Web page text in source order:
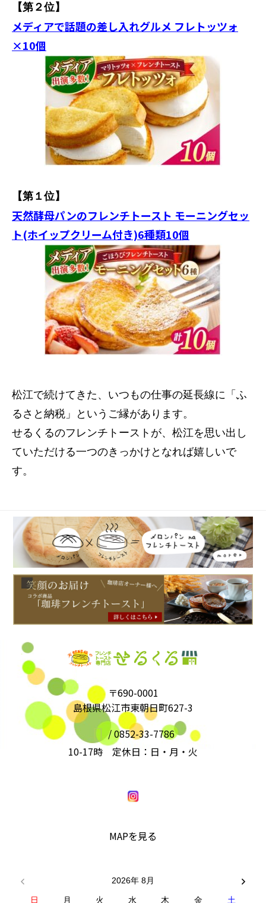
【第２位】
メディアで話題の差し入れグルメ フレトッツォ
×10個
【第１位】
天然酵母パンのフレンチトースト モーニングセッ
ト(ホイップクリーム付き)6種類10個
松江で続けてきた、いつもの仕事の延長線に「 ふ
るさと納税」というご縁があります。
せるくるのフレンチトーストが、松江を思い出し
ていただける一つのきっかけとなれば嬉しいで
す。
〒690-0001
島根県松江市東朝日町627-3
/0852-33-7786
10-17時 定休日：日・月・火
MAPを見る
2026年 8月
日 月 火 水 木 金 土